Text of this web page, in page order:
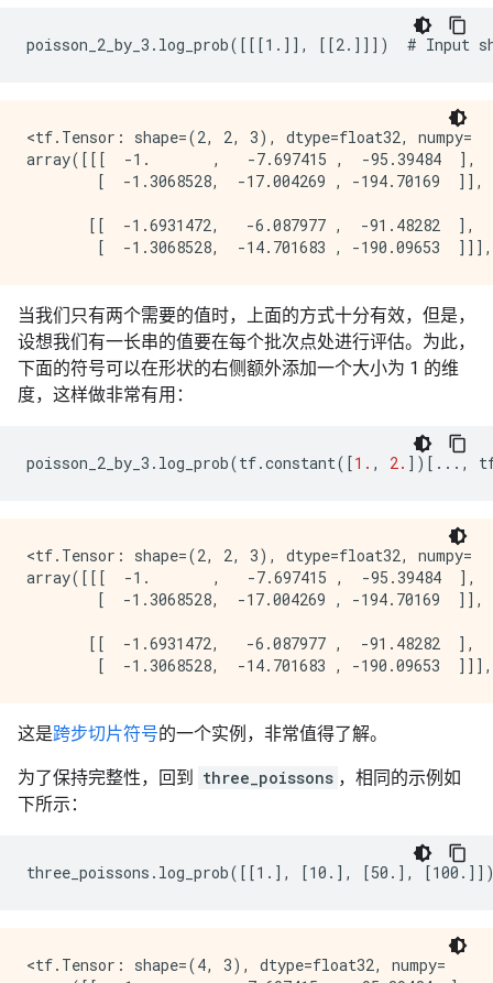
<tf.Tensor: shape=(2, 2, 3), dtype=float32, numpy=
array([[[  -1.       ,   -7.697415 ,  -95.39484  ],
        [  -1.3068528,  -17.004269 , -194.70169  ]],
       [[  -1.6931472,   -6.087977 ,  -91.48282  ],
当我们只有两个需要的值时，上面的方式十分有效，但是，
设想我们有一长串的值要在每个批次点处进行评估。为此，
下面的符号可以在形状的右侧额外添加一个大小为 1 的维
度，这样做非常有用：
poisson_2_by_3 . log_prob(tf.constant([1. , 2. ])[ ... ,
<tf.Tensor: shape=(2, 2, 3), dtype=float32, numpy=
array([[[  -1.       ,   -7.697415 ,  -95.39484  ],
        [  -1.3068528,  -17.004269 , -194.70169  ]],
       [[  -1.6931472,   -6.087977 ,  -91.48282  ],
这是跨步切片符号的一个实例，非常值得了解。
为了保持完整性，回到 three_poissons ，相同的示例如
下所示：
<tf.Tensor: shape=(4, 3), dtype=float32, numpy=